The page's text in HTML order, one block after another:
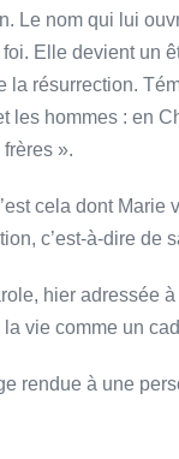
Le nom qui lui
Elle devient un
la résurrection.
les hommes : en
».
cela dont
c’est-à-dire de
hier adressée
la vie comme un
rendue à une